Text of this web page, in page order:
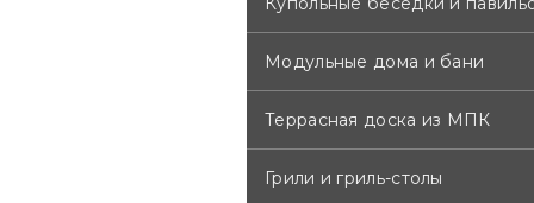
Модульные дома и бани
Террасная доска из МПК
Грили и гриль-столы